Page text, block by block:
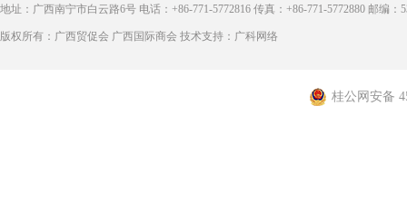
地址：广西南宁市白云路6号 电话：+86-771-5772816 传真：+86-771-5772880 邮编：
版权所有：广西贸促会 广西国际商会 技术支持：广科网络
桂公网安备